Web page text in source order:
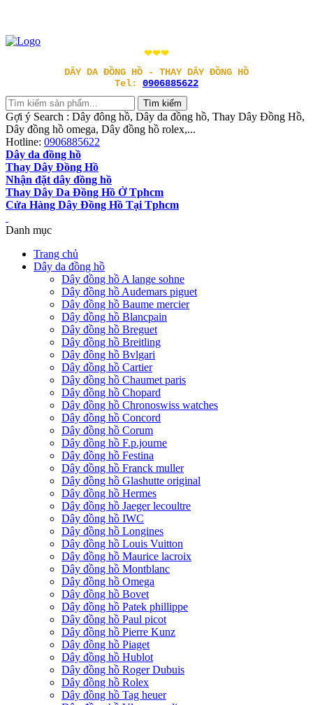
❤❤❤
DÂY DA ĐỒNG HỒ - THAY DÂY ĐỒNG HỒ
Tel: 0906885622
Gợi ý Search : Dây đông hồ, Dây da đồng hồ, Thay Dây Đồng Hồ,
Dây đồng hồ omega, Dây đồng hồ rolex,...
Hotline: 0906885622
Dây da đồng hồ
Thay Dây Đồng Hồ
Nhận đặt dây đồng hồ
Thay Dây Da Đồng Hồ Ở Tphcm
Cửa Hàng Dây Đồng Hồ Tại Tphcm
Danh mục
Trang chủ
Dây da đồng hồ
Dây đồng hồ A lange sohne
Dây đồng hồ Audemars piguet
Dây đồng hồ Baume mercier
Dây đồng hồ Blancpain
Dây đồng hồ Breguet
Dây đồng hồ Breitling
Dây đồng hồ Bvlgari
Dây đồng hồ Cartier
Dây đồng hồ Chaumet paris
Dây đồng hồ Chopard
Dây đồng hồ Chronoswiss watches
Dây đồng hồ Concord
Dây đồng hồ Corum
Dây đồng hồ F.p.journe
Dây đồng hồ Festina
Dây đồng hồ Franck muller
Dây đồng hồ Glashutte original
Dây đồng hồ Hermes
Dây đồng hồ Jaeger lecoultre
Dây đồng hồ IWC
Dây đồng hồ Longines
Dây đồng hồ Louis Vuitton
Dây đồng hồ Maurice lacroix
Dây đồng hồ Montblanc
Dây đồng hồ Omega
Dây đồng hồ Bovet
Dây đồng hồ Patek phillippe
Dây đồng hồ Paul picot
Dây đồng hồ Pierre Kunz
Dây đồng hồ Piaget
Dây đồng hồ Hublot
Dây đồng hồ Roger Dubuis
Dây đồng hồ Rolex
Dây đồng hồ Tag heuer